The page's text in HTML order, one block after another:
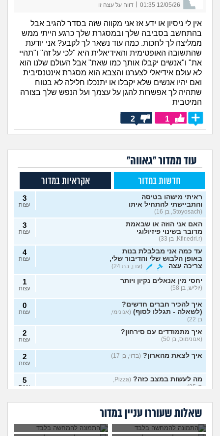
12/05/26 01:35 דווח על עצה זו
אין לי ניסיון או ידע אז אני מקווה שזה בסדר להגיב אבל
בהתחשב בסביבה שלך ובמסגרת שלך כרגע הייתי ממש
ממליצה לך לחכות. כמה עוד נשאר לך לקבע? אני יודעת
שהתשובה האופטימית והאידיאלית היא "לכי על זה" ו"תהיי
את" ו"אנשים יקבלו אותך כמו שאת" אבל העולם שלנו הוא
לא עולם אידיאלי לצערנו והצבא הוא מסגרת אינטנסיבית
ואם יהיו אנשים שלא יקבלו או יתנכלו חלילה לא בטוח
שתהיה לך אפשרות להגן על עצמך ועל הנפש שלך בצורה
המיטבית
1
2
עוד ממדור "גאווה"
חדשות במדור אקראיות במדור
ראיתי מישהו בטיסה
והתביישתי להתחיל איתו
(Stoyosach, בן 16)
3
עצות
האם אני הוזה או שבאמת
מדובר בשינוי פיזיולוגי
(Kfir.edri.r, בן 33)
3
עצות
עד כמה אני מבלבלת בנות
באופן הלבוש שלי והדיבור שלי,
צריכה עצה
(עדן, בת 24)
4
עצות
יחסי מין אנאלים נקיון ויותר
(יוליש, בן 58)
1
עצות
איך להכיר חברים חדשים?
(לשאלה - תגללו לסוף) (אנונימי,
בן 22)
0
עצות
איך מתמודדים עם סירחון?
(אנונימוס, בן 50)
2
עצות
איך לצאת מהארון? (בדוי, בן 17) 2
עצות
מה לעשות במצב כזה?
בן 25)
5
עצות
שינוי מין בקבע (טרנסית בקבע, בת
24)
1
שינוי מין בשירות קבע? (א, בת
24)
עצות
שאלות שעוררו עניין במדור
הבן זוג רוצה ללבוש
סקס, זה אומר משהו?
שווה לצאת מהארון?
שהומואים יכולו
להמשיך לחיות פה
בכבוד?
להתמודד עם זה?
על הפחדים מהיציאה?